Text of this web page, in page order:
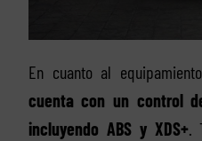
En cuanto al
cuenta con un control
incluyendo ABS y XDS+.